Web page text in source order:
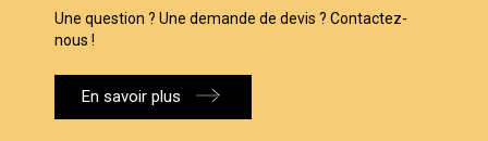
Une question ? Une demande de devis ? Contactez-
nous !
En savoir plus